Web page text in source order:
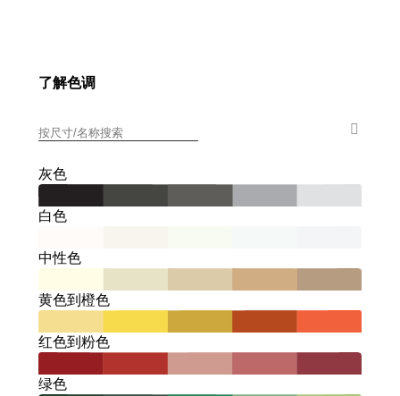
了解色调
灰色
白色
中性色
黄色到橙色
红色到粉色
绿色